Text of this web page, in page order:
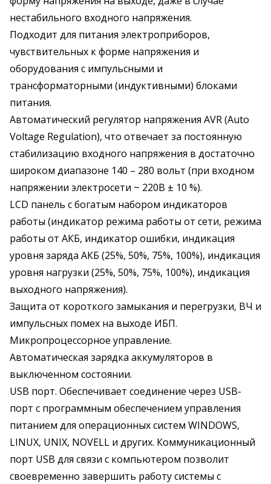
нестабильного входного напряжения.
Подходит для питания электроприборов,
чувствительных к форме напряжения и
оборудования с импульсными и
трансформаторными (индуктивными) блоками
питания.
Автоматический регулятор напряжения AVR (Auto
Voltage Regulation), что отвечает за постоянную
стабилизацию входного напряжения в достаточно
широком диапазоне 140 – 280 вольт (при входном
напряжении электросети ~ 220В ± 10 %).
LCD панель с богатым набором индикаторов
работы (индикатор режима работы от сети, режима
работы от АКБ, индикатор ошибки, индикация
уровня заряда АКБ (25%, 50%, 75%, 100%), индикация
уровня нагрузки (25%, 50%, 75%, 100%), индикация
выходного напряжения).
Защита от короткого замыкания и перегрузки, ВЧ и
импульсных помех на выходе ИБП.
Микропроцессорное управление.
Автоматическая зарядка аккумуляторов в
выключенном состоянии.
USB порт. Обеспечивает соединение через USB-
порт с программным обеспечением управления
питанием для операционных систем WINDOWS,
LINUX, UNIX, NOVELL и других. Коммуникационный
порт USB для связи с компьютером позволит
своевременно завершить работу системы с